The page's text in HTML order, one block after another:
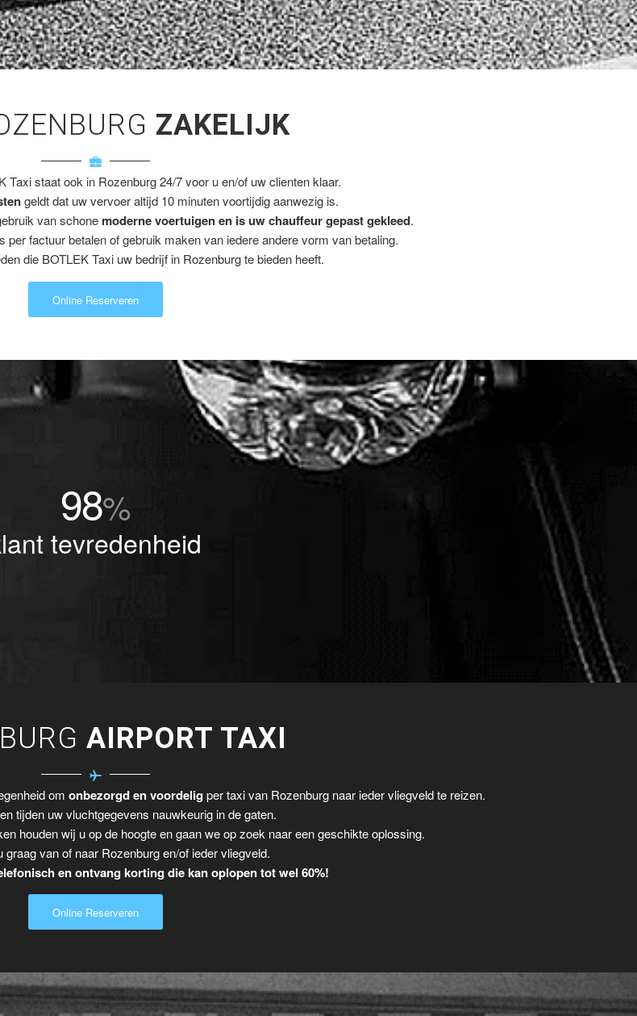
ZAKELIJK
Taxi staat ook in Rozenburg 24/7 voor u en/of uw clienten klaar.
geldt dat uw vervoer altijd 10 minuten voortijdig aanwezig is.
van schone moderne voertuigen en is uw chauffeur gepast gekleed.
per factuur betalen of gebruik maken van iedere andere vorm van betaling.
die BOTLEK Taxi uw bedrijf in Rozenburg te bieden heeft.
Online Reserveren
98%
tevredenheid
AIRPORT TAXI
om onbezorgd en voordelig per taxi van Rozenburg naar ieder vliegveld te reizen.
tijden uw vluchtgegevens nauwkeurig in de gaten.
houden wij u op de hoogte en gaan we op zoek naar een geschikte oplossing.
graag van of naar Rozenburg en/of ieder vliegveld.
en ontvang korting die kan oplopen tot wel 60%!
Online Reserveren